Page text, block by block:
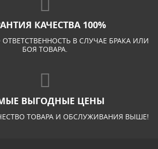
КАЧЕСТВА 100%
В СЛУЧАЕ БРАКА ИЛИ
БОЯ ТОВАРА.
ВЫГОДНЫЕ ЦЕНЫ
ТОВАРА И ОБСЛУЖИВАНИЯ ВЫШЕ!